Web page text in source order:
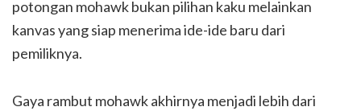
potongan mohawk bukan pilihan kaku melainkan
kanvas yang siap menerima ide-ide baru dari
pemiliknya.
Gaya rambut mohawk akhirnya menjadi lebih dari